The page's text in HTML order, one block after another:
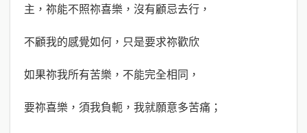
主，祢能不照祢喜樂，沒有顧忌去行，
不顧我的感覺如何，只是要求祢歡欣
如果祢我所有苦樂，不能完全相同，
要祢喜樂，須我負軛，我就願意多苦痛；